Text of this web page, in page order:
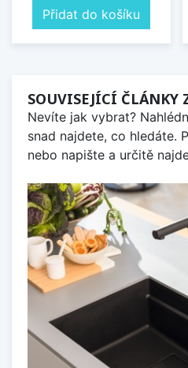
Přidat do košíku
SOUVISEJÍCÍ ČLÁNKY
Nevíte jak vybrat?
snad najdete, co hledáte.
nebo napište a určitě